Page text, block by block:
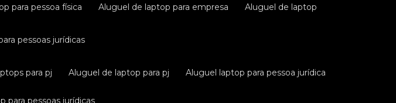
para pessoa física aluguel de laptop para empresa aluguel de laptop
pessoas jurídicas
para pj aluguel de laptop para pj aluguel laptop para pessoa jurídica
para pessoas jurídicas